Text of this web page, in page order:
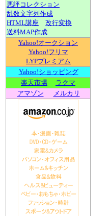
悪評コレクション
乱数文字列作成
HTML講座
改行変換
送料MAP作成
Yahoo!オークション
Yahoo!フリマ
LYPプレミアム
Yahoo!ショッピング
楽天市場
ラクマ
アマゾン
メルカリ